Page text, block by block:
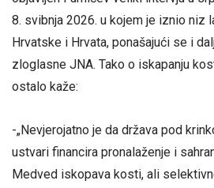
8. svibnja 2026. u kojem je iznio niz
Hrvatske i Hrvata, ponašajući se i
zloglasne JNA. Tako o iskapanju
ostalo kaže:
-„Nevjerojatno je da država pod
ustvari financira pronalaženje i
Medved iskopava kosti, ali